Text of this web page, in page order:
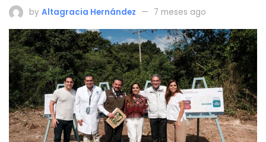
by Altagracia Hernández 7 meses ago